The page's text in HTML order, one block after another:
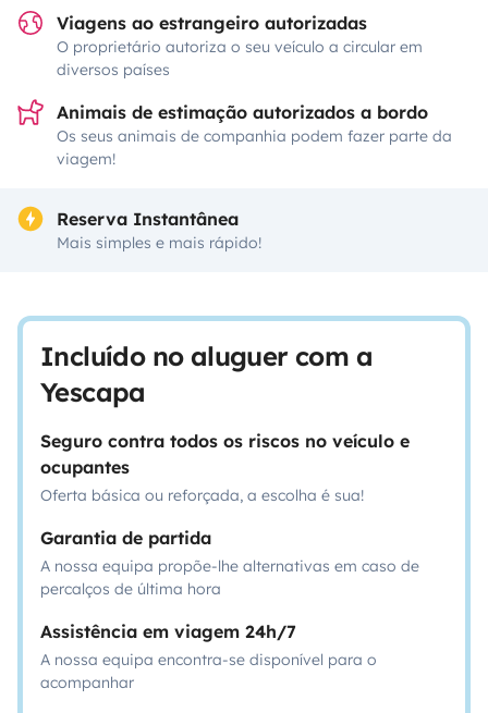
Viagens ao estrangeiro autorizadas
O proprietário autoriza o seu veículo a circular em
diversos países
Animais de estimação autorizados a bordo
Os seus animais de companhia podem fazer parte da
viagem!
Reserva Instantânea
Mais simples e mais rápido!
Incluído no aluguer com a
Yescapa
Seguro contra todos os riscos no veículo e
ocupantes
Oferta básica ou reforçada, a escolha é sua!
Garantia de partida
A nossa equipa propõe-lhe alternativas em caso de
percalços de última hora
Assistência em viagem 24h/7
A nossa equipa encontra-se disponível para o
acompanhar